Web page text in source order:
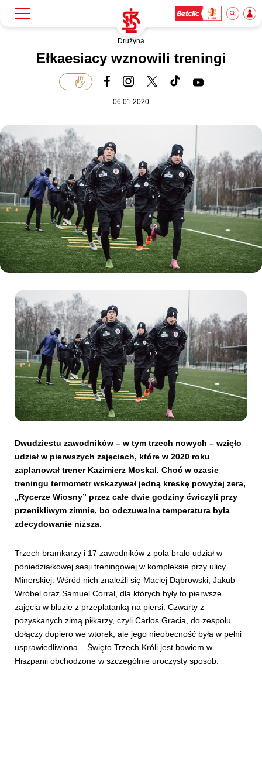
Bilety
Akademia
Biznes
Dla mediów
Kibice
Drużyna
Ełkaesiacy wznowili treningi
06.01.2020
Dwudziestu zawodników – w tym trzech nowych – wzięło
udział w pierwszych zajęciach, które w 2020 roku
zaplanował trener Kazimierz Moskal. Choć w czasie
treningu termometr wskazywał jedną kreskę powyżej zera,
„Rycerze Wiosny” przez całe dwie godziny ćwiczyli przy
przenikliwym zimnie, bo odczuwalna temperatura była
zdecydowanie niższa.
Trzech bramkarzy i 17 zawodników z pola brało udział w
poniedziałkowej sesji treningowej w kompleksie przy ulicy
Minerskiej. Wśród nich znaleźli się Maciej Dąbrowski, Jakub
Wróbel oraz Samuel Corral, dla których były to pierwsze
zajęcia w bluzie z przeplatanką na piersi. Czwarty z
pozyskanych zimą piłkarzy, czyli Carlos Gracia, do zespołu
dołączy dopiero we wtorek, ale jego nieobecność była w pełni
usprawiedliwiona – Święto Trzech Króli jest bowiem w
Hiszpanii obchodzone w szczególnie uroczysty sposób.